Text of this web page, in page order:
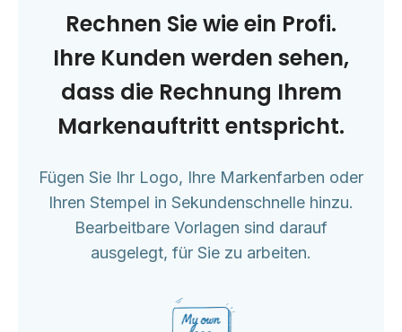
Rechnen Sie wie ein Profi.
Ihre Kunden werden sehen,
dass die Rechnung Ihrem
Markenauftritt entspricht.
Fügen Sie Ihr Logo, Ihre Markenfarben oder
Ihren Stempel in Sekundenschnelle hinzu.
Bearbeitbare Vorlagen sind darauf
ausgelegt, für Sie zu arbeiten.